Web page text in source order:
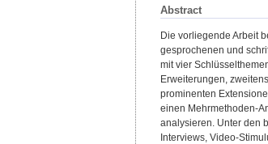
Abstract
Die vorliegende Arbeit
gesprochenen und
mit vier
Erweiterungen,
prominenten
einen Mehrmethoden-
analysieren. Unter den
Interviews, Video-